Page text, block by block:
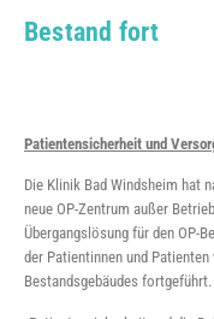
Bestand fort
Patientensicherheit und
Die Klinik Bad Windsheim hat
neue OP-Zentrum außer
Übergangslösung für den OP-
der Patientinnen und Patienten
Bestandsgebäudes fortgeführt.